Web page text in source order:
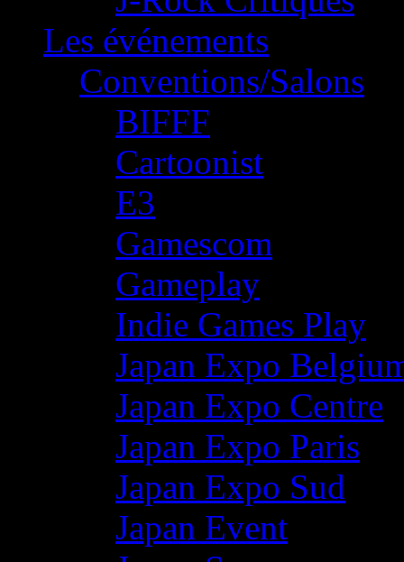
Les événements
Conventions/Salons
BIFFF
Cartoonist
E3
Gamescom
Gameplay
Indie Games Play
Japan Expo
Japan Expo Centre
Japan Expo Paris
Japan Expo Sud
Japan Event